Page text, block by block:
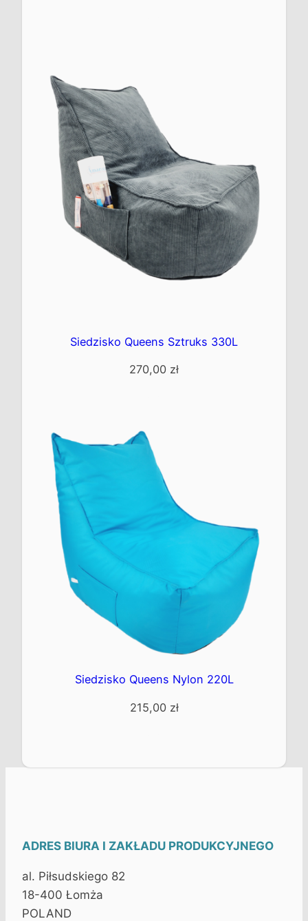
Siedzisko Queens Sztruks 330L
270,00 zł
Siedzisko Queens Nylon 220L
215,00 zł
ADRES BIURA I ZAKŁADU PRODUKCYJNEGO
al. Piłsudskiego 82
18-400 Łomża
POLAND